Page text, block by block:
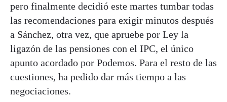
pero finalmente decidió este martes tumbar todas
las recomendaciones para exigir minutos después
a Sánchez, otra vez, que apruebe por Ley la
ligazón de las pensiones con el IPC, el único
apunto acordado por Podemos. Para el resto de las
cuestiones, ha pedido dar más tiempo a las
negociaciones.